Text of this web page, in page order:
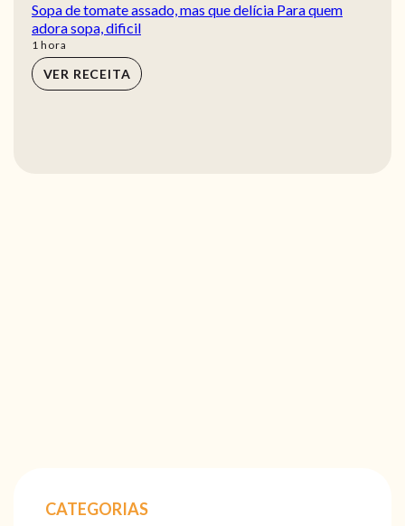
Sopa de tomate assado, mas que delícia Para quem
adora sopa, dificil
1 hora
hora
VER RECEITA
CATEGORIAS